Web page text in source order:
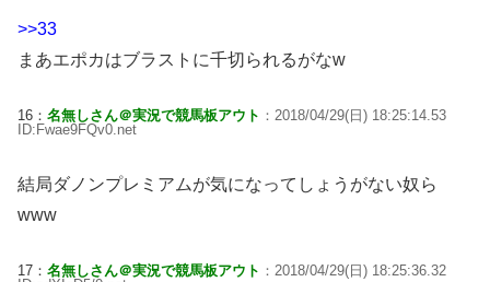
>>33
まあエポカはブラストに千切られるがなw
16： 名無しさん＠実況で競馬板アウト ：2018/04/29(日) 18:25:14.53
ID:Fwae9FQv0.net
結局ダノンプレミアムが気になってしょうがない奴ら
www
17： 名無しさん＠実況で競馬板アウト ：2018/04/29(日) 18:25:36.32